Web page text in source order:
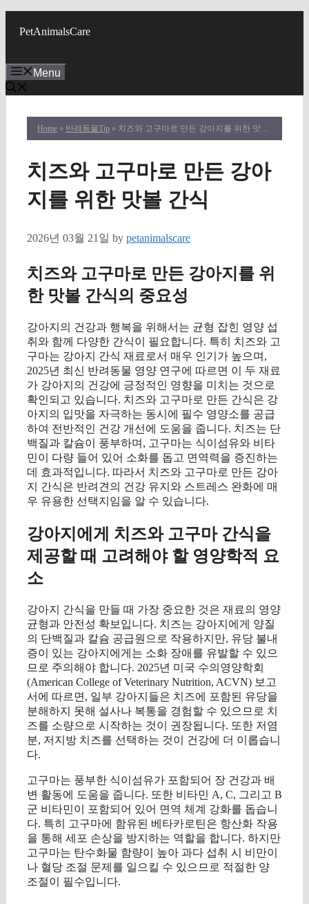
PetAnimalsCare
Menu
Home » 반려동물Tip » 치즈와 고구마로 만든 강아지를 위한 맛볼 간식
치즈와 고구마로 만든 강아
지를 위한 맛볼 간식
2026년 03월 21일 by petanimalscare
치즈와 고구마로 만든 강아지를 위
한 맛볼 간식의 중요성
강아지의 건강과 행복을 위해서는 균형 잡힌 영양 섭
취와 함께 다양한 간식이 필요합니다. 특히 치즈와 고
구마는 강아지 간식 재료로서 매우 인기가 높으며,
2025년 최신 반려동물 영양 연구에 따르면 이 두 재료
가 강아지의 건강에 긍정적인 영향을 미치는 것으로
확인되고 있습니다. 치즈와 고구마로 만든 간식은 강
아지의 입맛을 자극하는 동시에 필수 영양소를 공급
하여 전반적인 건강 개선에 도움을 줍니다. 치즈는 단
백질과 칼슘이 풍부하며, 고구마는 식이섬유와 비타
민이 다량 들어 있어 소화를 돕고 면역력을 증진하는
데 효과적입니다. 따라서 치즈와 고구마로 만든 강아
지 간식은 반려견의 건강 유지와 스트레스 완화에 매
우 유용한 선택지임을 알 수 있습니다.
강아지에게 치즈와 고구마 간식을
제공할 때 고려해야 할 영양학적 요
소
강아지 간식을 만들 때 가장 중요한 것은 재료의 영양
균형과 안전성 확보입니다. 치즈는 강아지에게 양질
의 단백질과 칼슘 공급원으로 작용하지만, 유당 불내
증이 있는 강아지에게는 소화 장애를 유발할 수 있으
므로 주의해야 합니다. 2025년 미국 수의영양학회
(American College of Veterinary Nutrition, ACVN) 보고
서에 따르면, 일부 강아지들은 치즈에 포함된 유당을
분해하지 못해 설사나 복통을 경험할 수 있으므로 치
즈를 소량으로 시작하는 것이 권장됩니다. 또한 저염
분, 저지방 치즈를 선택하는 것이 건강에 더 이롭습니
다.
고구마는 풍부한 식이섬유가 포함되어 장 건강과 배
변 활동에 도움을 줍니다. 또한 비타민 A, C, 그리고 B
군 비타민이 포함되어 있어 면역 체계 강화를 돕습니
다. 특히 고구마에 함유된 베타카로틴은 항산화 작용
을 통해 세포 손상을 방지하는 역할을 합니다. 하지만
고구마는 탄수화물 함량이 높아 과다 섭취 시 비만이
나 혈당 조절 문제를 일으킬 수 있으므로 적절한 양
조절이 필수입니다.